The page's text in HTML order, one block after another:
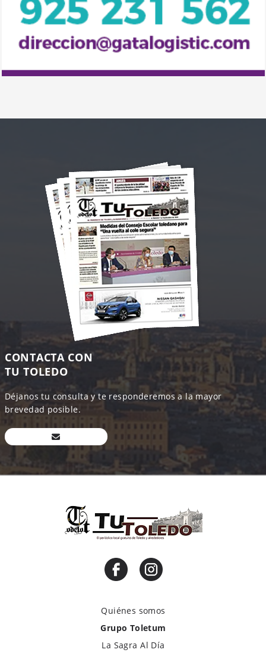
CONTACTA CON
TU TOLEDO
Déjanos tu consulta y te responderemos a la mayor
brevedad posible.
Quiénes somos
Grupo Toletum
La Sagra Al Día